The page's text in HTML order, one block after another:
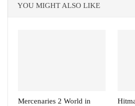
YOU MIGHT ALSO LIKE
Mercenaries 2 World in